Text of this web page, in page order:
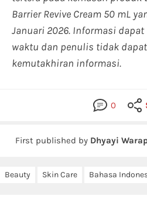
Barrier Revive Cream 50 mL
Januari 2026. Informasi
waktu dan penulis tidak
kemutakhiran informasi.
0
First published by Dhyayi
Beauty Skin Care Bahasa